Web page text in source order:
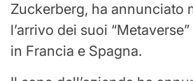
Zuckerberg, ha annunciato
l’arrivo dei suoi
in Francia e Spagna.